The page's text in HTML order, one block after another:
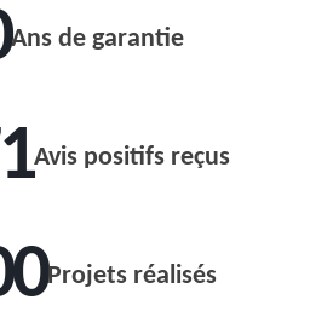
Ans de garantie
Avis positifs reçus
Projets réalisés